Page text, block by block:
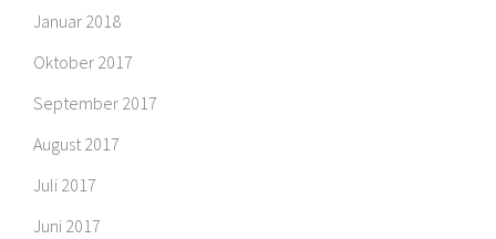
Januar 2018
Oktober 2017
September 2017
August 2017
Juli 2017
Juni 2017